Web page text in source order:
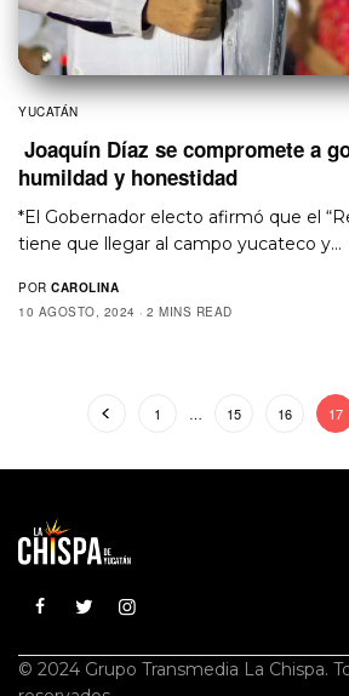
YUCATÁN
Joaquín Díaz se compromete a
humildad y honestidad
*El Gobernador electo afirmó que el
tiene que llegar al campo yucateco y…
POR CAROLINA
10 AGOSTO, 2024
2 MINS READ
1 … 15 16 17
© 2024 Grupo Transmedia La Chispa.